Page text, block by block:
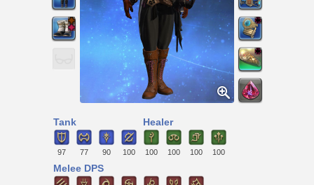
Tank
97 77 90 100
Healer
100 100 100 100
Melee DPS